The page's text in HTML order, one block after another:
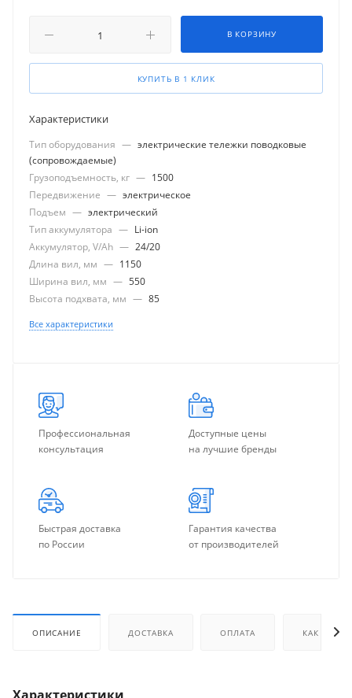
В КОРЗИНУ
КУПИТЬ В 1 КЛИК
Характеристики
Тип оборудования — электрические тележки поводковые
(сопровождаемые)
Грузоподъемность, кг — 1500
Передвижение — электрическое
Подъем — электрический
Тип аккумулятора — Li-ion
Аккумулятор, V/Ah — 24/20
Длина вил, мм — 1150
Ширина вил, мм — 550
Высота подхвата, мм — 85
Все характеристики
Профессиональная
консультация
Доступные цены
на лучшие бренды
Быстрая доставка
по России
Гарантия качества
от производителей
ОПИСАНИЕ ДОСТАВКА ОПЛАТА КАК